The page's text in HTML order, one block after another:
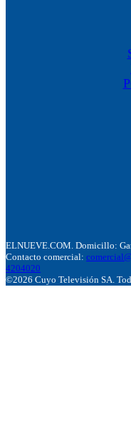
ELNUEVE.COM. Domicillo:
Contacto comercial:
4204020
©2026 Cuyo Televisión SA.